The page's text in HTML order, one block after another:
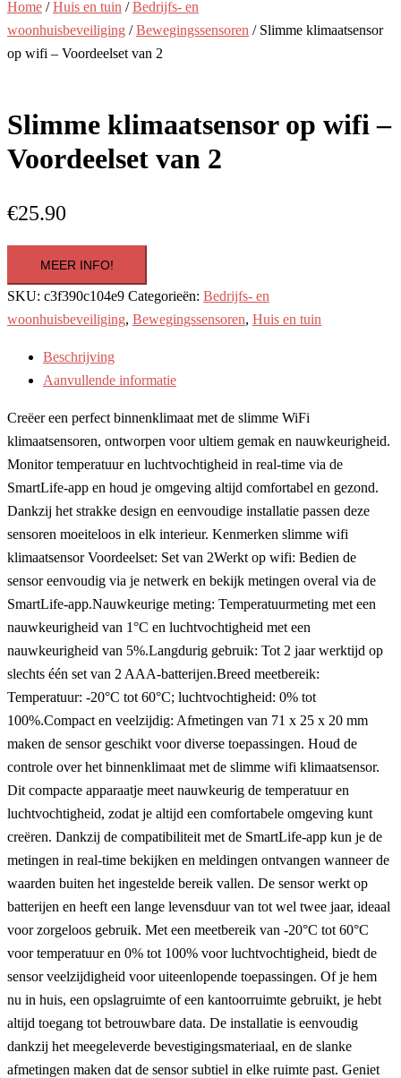
Home /Huis en tuin /Bedrijfs- en
woonhuisbeveiliging /Bewegingssensoren / Slimme klimaatsensor
op wifi – Voordeelset van 2
Slimme klimaatsensor op wifi –
Voordeelset van 2
€25.90
MEER INFO!
SKU: c3f390c104e9 Categorieën: Bedrijfs- en
woonhuisbeveiliging, Bewegingssensoren, Huis en tuin
Beschrijving
Aanvullende informatie
Creëer een perfect binnenklimaat met de slimme WiFi
klimaatsensoren, ontworpen voor ultiem gemak en nauwkeurigheid.
Monitor temperatuur en luchtvochtigheid in real-time via de
SmartLife-app en houd je omgeving altijd comfortabel en gezond.
Dankzij het strakke design en eenvoudige installatie passen deze
sensoren moeiteloos in elk interieur. Kenmerken slimme wifi
klimaatsensor Voordeelset: Set van 2Werkt op wifi: Bedien de
sensor eenvoudig via je netwerk en bekijk metingen overal via de
SmartLife-app.Nauwkeurige meting: Temperatuurmeting met een
nauwkeurigheid van 1°C en luchtvochtigheid met een
nauwkeurigheid van 5%.Langdurig gebruik: Tot 2 jaar werktijd op
slechts één set van 2 AAA-batterijen.Breed meetbereik:
Temperatuur: -20°C tot 60°C; luchtvochtigheid: 0% tot
100%.Compact en veelzijdig: Afmetingen van 71 x 25 x 20 mm
maken de sensor geschikt voor diverse toepassingen. Houd de
controle over het binnenklimaat met de slimme wifi klimaatsensor.
Dit compacte apparaatje meet nauwkeurig de temperatuur en
luchtvochtigheid, zodat je altijd een comfortabele omgeving kunt
creëren. Dankzij de compatibiliteit met de SmartLife-app kun je de
metingen in real-time bekijken en meldingen ontvangen wanneer de
waarden buiten het ingestelde bereik vallen. De sensor werkt op
batterijen en heeft een lange levensduur van tot wel twee jaar, ideaal
voor zorgeloos gebruik. Met een meetbereik van -20°C tot 60°C
voor temperatuur en 0% tot 100% voor luchtvochtigheid, biedt de
sensor veelzijdigheid voor uiteenlopende toepassingen. Of je hem
nu in huis, een opslagruimte of een kantoorruimte gebruikt, je hebt
altijd toegang tot betrouwbare data. De installatie is eenvoudig
dankzij het meegeleverde bevestigingsmateriaal, en de slanke
afmetingen maken dat de sensor subtiel in elke ruimte past. Geniet